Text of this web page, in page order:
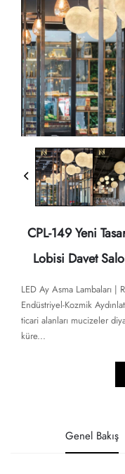
CPL-149 Yeni
Lobisi Davet
LED Ay Asma Lambaları
Endüstriyel-Kozmik
ticari alanları mucizeler
küre...
Genel Bakış